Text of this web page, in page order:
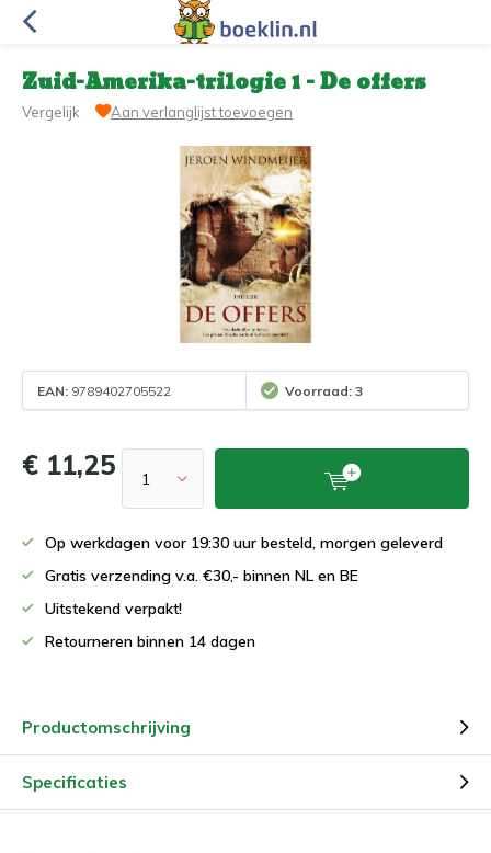
Zuid-Amerika-trilogie 1 - De offers
Vergelijk Aan verlanglijst toevoegen
EAN: 9789402705522 Voorraad: 3
€ 11,25
Op werkdagen voor 19:30 uur besteld, morgen geleverd
Gratis verzending v.a. €30,- binnen NL en BE
Uitstekend verpakt!
Retourneren binnen 14 dagen
Productomschrijving
Specificaties